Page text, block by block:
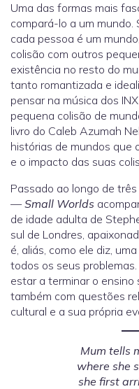
Uma das formas mais
compará-lo a um
cada pessoa é um
colisão com outros
existência no resto do
tanto romantizada e
pensar na música dos
pequena colisão de
livro do Caleb Azumah
histórias de mundos que
e o impacto das suas
Passado ao longo de
—Small Worlds
de idade adulta de
sul de Londres,
é, aliás, como ele diz,
todos os seus
estar a terminar o
também com questões
cultural e a sua própria
Mum tells
where she
she first